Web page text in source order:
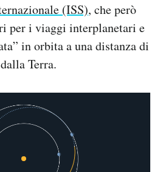
(ISS), che però
per i viaggi interplanetari e
in orbita a una distanza di
Terra.